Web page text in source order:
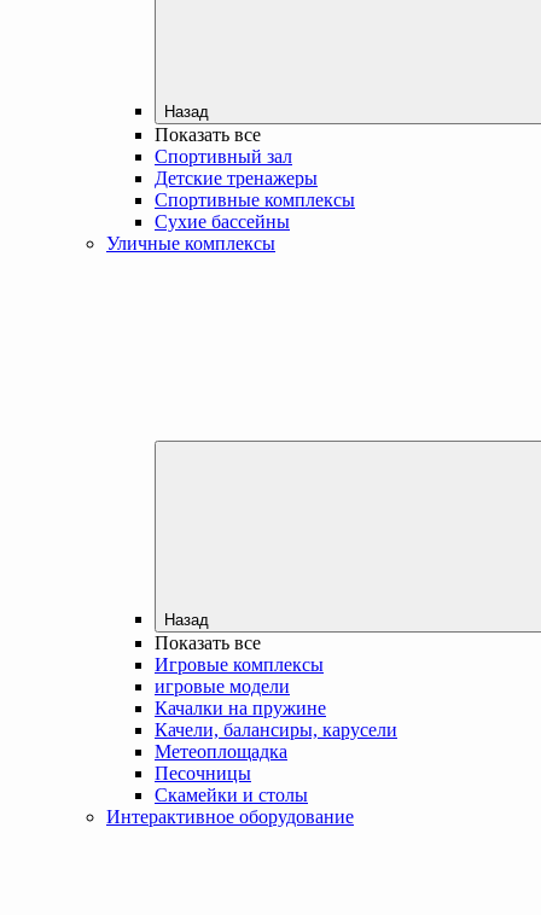
Назад
Показать все
Спортивный зал
Детские тренажеры
Спортивные комплексы
Сухие бассейны
Уличные комплексы
Назад
Показать все
Игровые комплексы
игровые модели
Качалки на пружине
Качели, балансиры, карусели
Метеоплощадка
Песочницы
Скамейки и столы
Интерактивное оборудование